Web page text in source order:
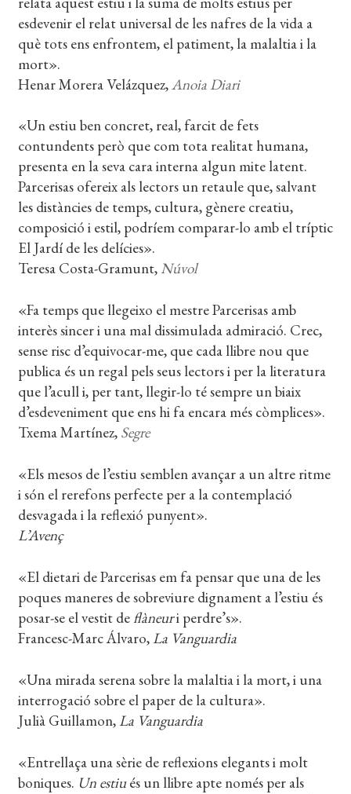
esdevenir el relat universal de les nafres de la vida a
què tots ens enfrontem, el patiment, la malaltia i la
mort».
Henar Morera Velázquez,Anoia Diari
«Un estiu ben concret, real, farcit de fets
contundents però que com tota realitat humana,
presenta en la seva cara interna algun mite latent.
Parcerisas ofereix als lectors un retaule que, salvant
les distàncies de temps, cultura, gènere creatiu,
composició i estil, podríem comparar-lo amb el tríptic
El Jardí de les delícies».
Teresa Costa-Gramunt, Núvol
«Fa temps que llegeixo el mestre Parcerisas amb
interès sincer i una mal dissimulada admiració. Crec,
sense risc d’equivocar-me, que cada llibre nou que
publica és un regal pels seus lectors i per la literatura
que l’acull i, per tant, llegir-lo té sempre un biaix
d’esdeveniment que ens hi fa encara més còmplices».
Txema Martínez, Segre
«Els mesos de l’estiu semblen avançar a un altre ritme
i són el rerefons perfecte per a la contemplació
desvagada i la reflexió punyent».
L’Avenç
«El dietari de Parcerisas em fa pensar que una de les
poques maneres de sobreviure dignament a l’estiu és
posar-se el vestit deflàneuri perdre’s».
Francesc-Marc Álvaro,La Vanguardia
«Una mirada serena sobre la malaltia i la mort, i una
interrogació sobre el paper de la cultura».
Julià Guillamon,La Vanguardia
«Entrellaça una sèrie de reflexions elegants i molt
boniques. Un estiués un llibre apte només per als